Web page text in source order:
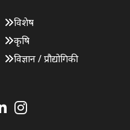
विशेष
कृषि
विज्ञान / प्रौद्योगिकी